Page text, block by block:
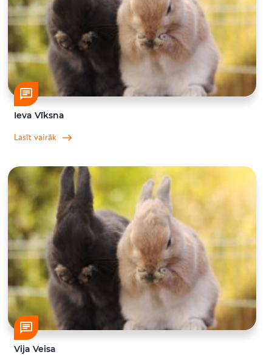
Ieva Vīksna
Lasīt vairāk
Vija Veisa